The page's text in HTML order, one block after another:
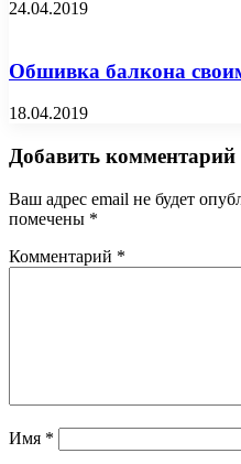
24.04.2019
Обшивка балкона
18.04.2019
Добавить комментарий
Ваш адрес email не будет
помечены *
Комментарий *
Имя *